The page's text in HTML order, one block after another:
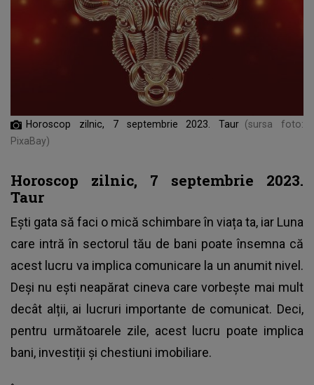
Horoscop zilnic, 7 septembrie 2023. Taur (sursa foto:
PixaBay)
Horoscop zilnic, 7 septembrie 2023.
Taur
Ești gata să faci o mică schimbare în viața ta, iar Luna
care intră în sectorul tău de bani poate însemna că
acest lucru va implica comunicare la un anumit nivel.
Deși nu ești neapărat cineva care vorbește mai mult
decât alții, ai lucruri importante de comunicat. Deci,
pentru următoarele zile, acest lucru poate implica
bani, investiții și chestiuni imobiliare.